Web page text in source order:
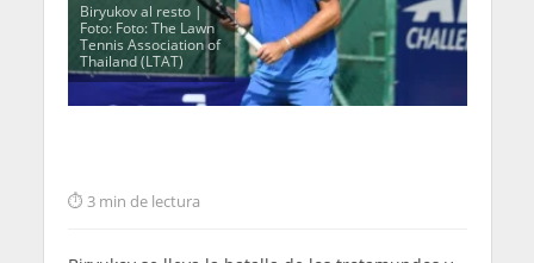
Biryukov al resto |
Foto: Foto: The Lawn
Tennis Association of
Thailand (LTAT)
3 min de lectura